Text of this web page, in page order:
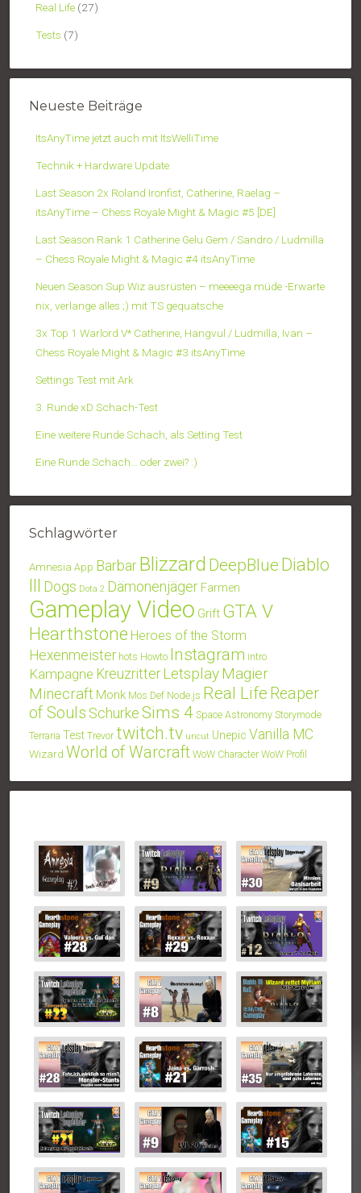
Real Life (27)
Tests (7)
Neueste Beiträge
ItsAnyTime jetzt auch mit ItsWelliTime
Technik + Hardware Update
Last Season 2x Roland Ironfist, Catherine, Raelag –
itsAnyTime – Chess Royale Might & Magic #5 [DE]
Last Season Rank 1 Catherine Gelu Gem / Sandro / Ludmilla
– Chess Royale Might & Magic #4 itsAnyTime
Neuen Season Sup Wiz ausrüsten – meeeega müde -Erwarte
nix, verlange alles ;) mit TS gequatsche
3x Top 1 Warlord V* Catherine, Hangvul / Ludmilla, Ivan –
Chess Royale Might & Magic #3 itsAnyTime
Settings Test mit Ark
3. Runde xD Schach-Test
Eine weitere Runde Schach, als Setting Test
Eine Runde Schach… oder zwei? :)
Schlagwörter
Amnesia App BarbarBlizzard DeepBlue Diablo
III Dogs Dota 2 Dämonenjäger Farmen
Gameplay Video Grift GTA V
Hearthstone Heroes of the Storm
Hexenmeister hots Howto Instagram intro
Kampagne Kreuzritter LetsplayMagier
Minecraft Monk Mos Def Node.js Real Life Reaper
of Souls SchurkeSims 4 Space Astronomy Storymode
Terraria Test Trevor twitch.tv uncut Unepic Vanilla MC
Wizard World of Warcraft WoW Character WoW Profil